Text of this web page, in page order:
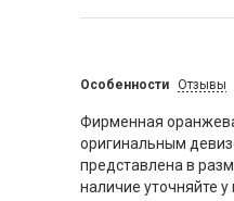
Особенности Отзывы
Фирменная
оригинальным
представлена в
наличие уточняйте у